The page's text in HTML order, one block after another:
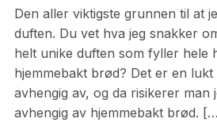
Den aller viktigste grunnen til at
duften. Du vet hva jeg snakker
helt unike duften som fyller hele
hjemmebakt brød? Det er en
avhengig av, og da risikerer man
avhengig av hjemmebakt brød.